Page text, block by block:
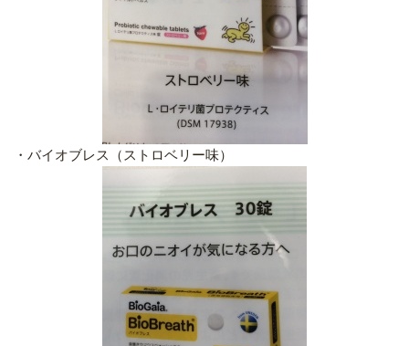
・バイオブレス（ストロベリー味）